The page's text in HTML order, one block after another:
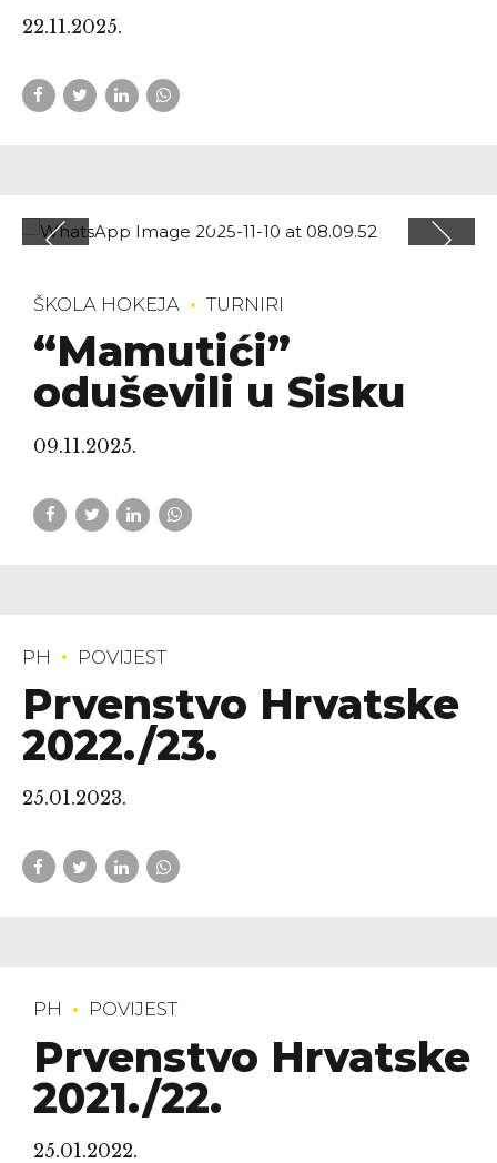
22.11.2025.
ŠKOLA HOKEJA TURNIRI
“Mamutići”
oduševili u Sisku
09.11.2025.
PH POVIJEST
Prvenstvo Hrvatske
2022./23.
25.01.2023.
PH POVIJEST
Prvenstvo Hrvatske
2021./22.
25.01.2022.